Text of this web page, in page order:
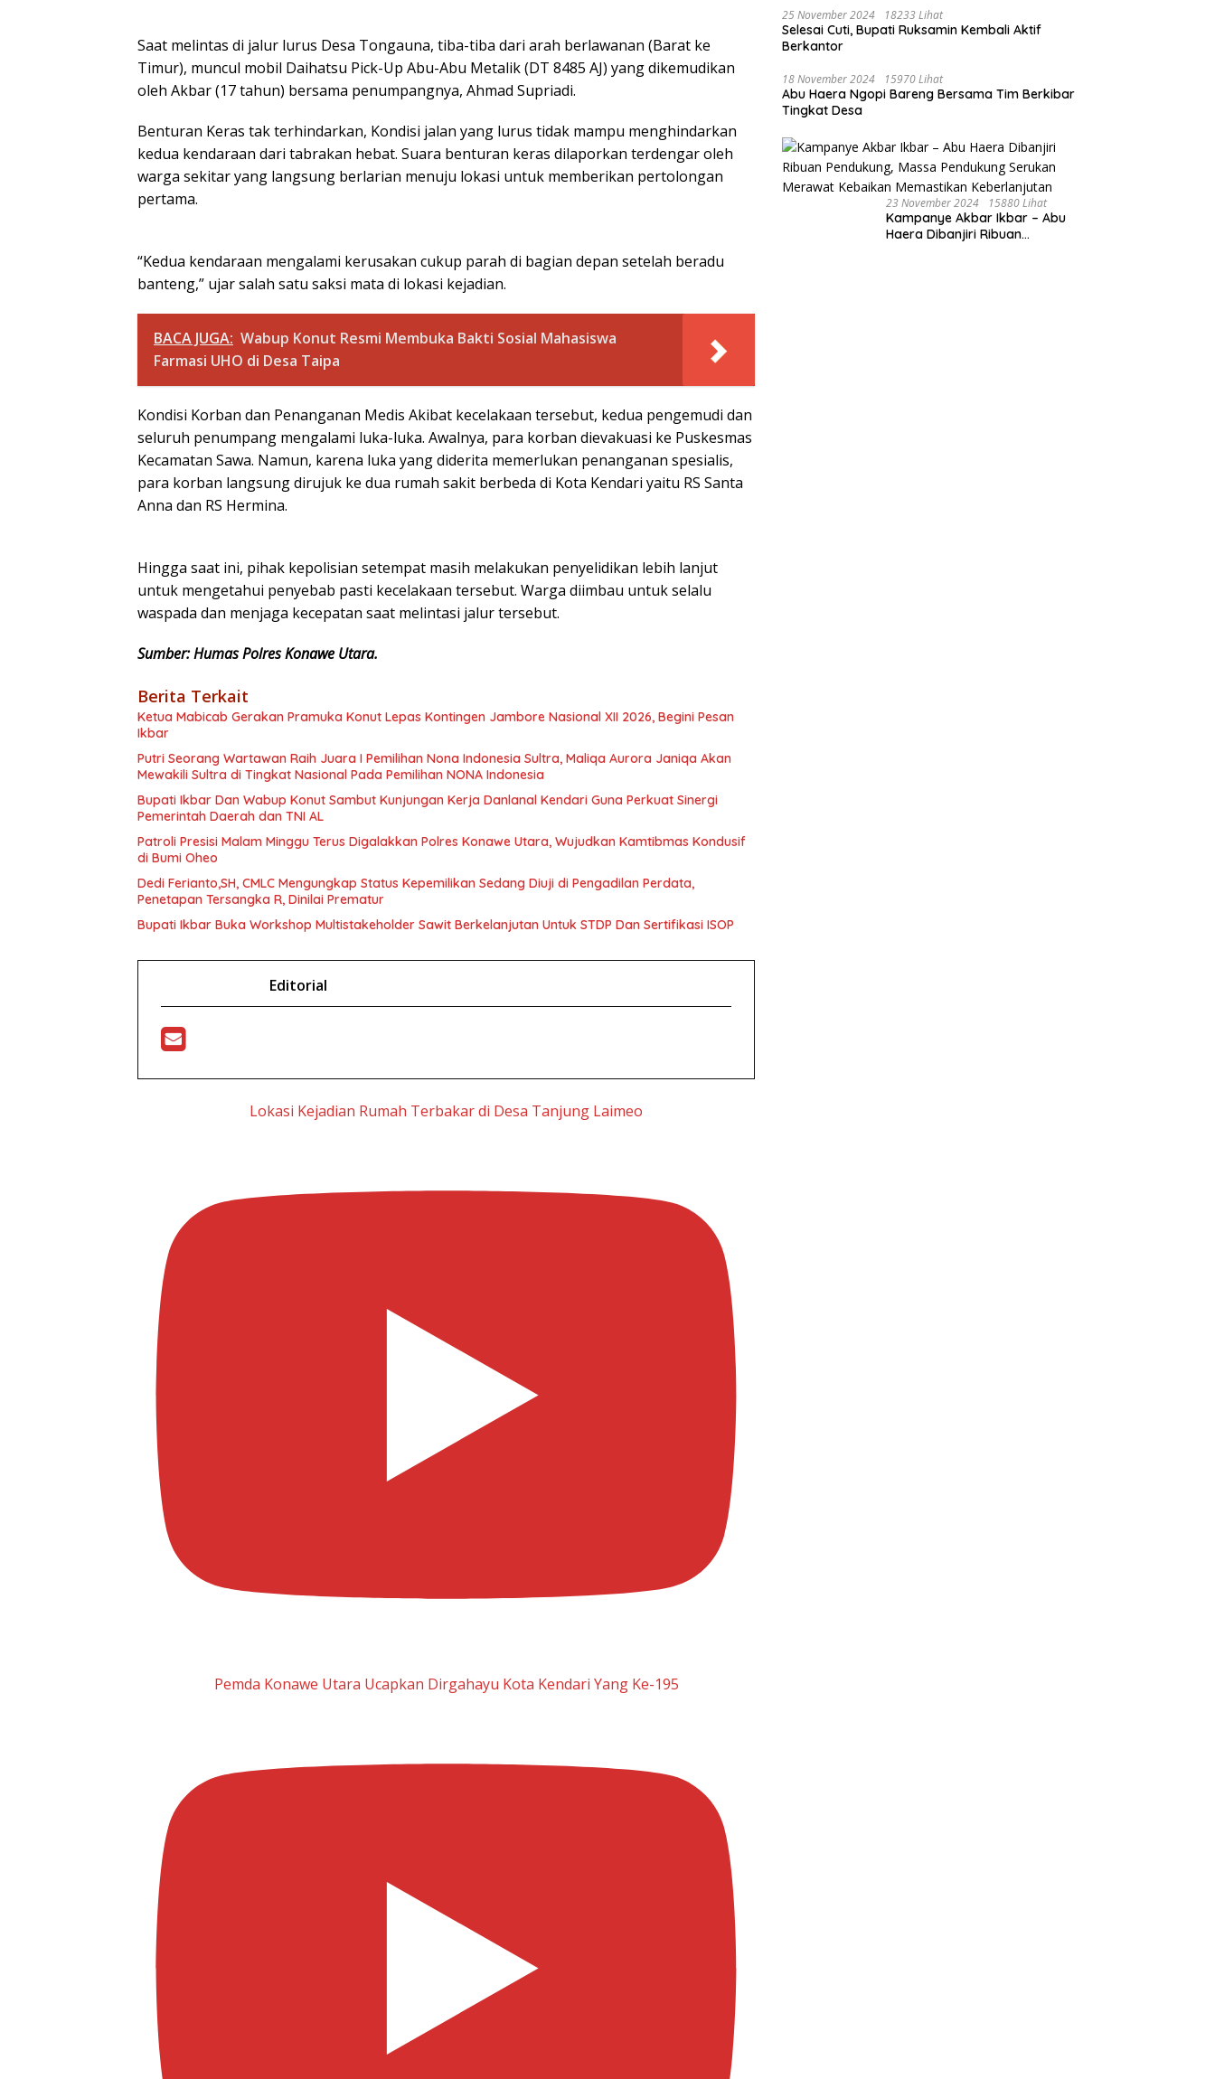
Saat melintas di jalur lurus Desa Tongauna, tiba-tiba dari arah berlawanan (Barat ke
Timur), muncul mobil Daihatsu Pick-Up Abu-Abu Metalik (DT 8485 AJ) yang dikemudikan
oleh Akbar (17 tahun) bersama penumpangnya, Ahmad Supriadi.
Benturan Keras tak terhindarkan, Kondisi jalan yang lurus tidak mampu menghindarkan
kedua kendaraan dari tabrakan hebat. Suara benturan keras dilaporkan terdengar oleh
warga sekitar yang langsung berlarian menuju lokasi untuk memberikan pertolongan
pertama.
“Kedua kendaraan mengalami kerusakan cukup parah di bagian depan setelah beradu
banteng,” ujar salah satu saksi mata di lokasi kejadian.
BACA JUGA: Wabup Konut Resmi Membuka Bakti Sosial Mahasiswa
Farmasi UHO di Desa Taipa
Kondisi Korban dan Penanganan Medis Akibat kecelakaan tersebut, kedua pengemudi dan
seluruh penumpang mengalami luka-luka. Awalnya, para korban dievakuasi ke Puskesmas
Kecamatan Sawa. Namun, karena luka yang diderita memerlukan penanganan spesialis,
para korban langsung dirujuk ke dua rumah sakit berbeda di Kota Kendari yaitu RS Santa
Anna dan RS Hermina.
Hingga saat ini, pihak kepolisian setempat masih melakukan penyelidikan lebih lanjut
untuk mengetahui penyebab pasti kecelakaan tersebut. Warga diimbau untuk selalu
waspada dan menjaga kecepatan saat melintasi jalur tersebut.
Sumber: Humas Polres Konawe Utara.
Berita Terkait
Ketua Mabicab Gerakan Pramuka Konut Lepas Kontingen Jambore Nasional XII 2026, Begini Pesan
Ikbar
Putri Seorang Wartawan ‎Raih Juara I Pemilihan Nona Indonesia Sultra, Maliqa Aurora Janiqa Akan
Mewakili Sultra di Tingkat Nasional Pada Pemilihan NONA Indonesia
Bupati Ikbar Dan Wabup Konut Sambut Kunjungan Kerja Danlanal Kendari Guna Perkuat Sinergi
Pemerintah Daerah dan TNI AL
Patroli Presisi Malam Minggu Terus Digalakkan Polres Konawe Utara, Wujudkan Kamtibmas Kondusif
di Bumi Oheo
Dedi Ferianto,SH, CMLC Mengungkap Status Kepemilikan Sedang Diuji di Pengadilan Perdata,
Penetapan Tersangka R, Dinilai Prematur
Bupati Ikbar Buka Workshop Multistakeholder Sawit Berkelanjutan Untuk STDP Dan Sertifikasi ISOP
Editorial
Lokasi Kejadian Rumah Terbakar di Desa Tanjung Laimeo
Pemda Konawe Utara Ucapkan Dirgahayu Kota Kendari Yang Ke-195
25 November 2024 18233 Lihat
Selesai Cuti, Bupati Ruksamin Kembali Aktif
Berkantor
18 November 2024 15970 Lihat
Abu Haera Ngopi Bareng Bersama Tim Berkibar
Tingkat Desa
23 November 2024 15880 Lihat
Kampanye Akbar Ikbar – Abu
Haera Dibanjiri Ribuan